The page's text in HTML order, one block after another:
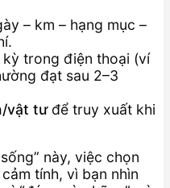
– km – hạng mục –
kỳ trong điện thoại (ví
đạt sau 2–3
vật tưđể truy xuất khi
này, việc chọn
tính, vì bạn nhìn